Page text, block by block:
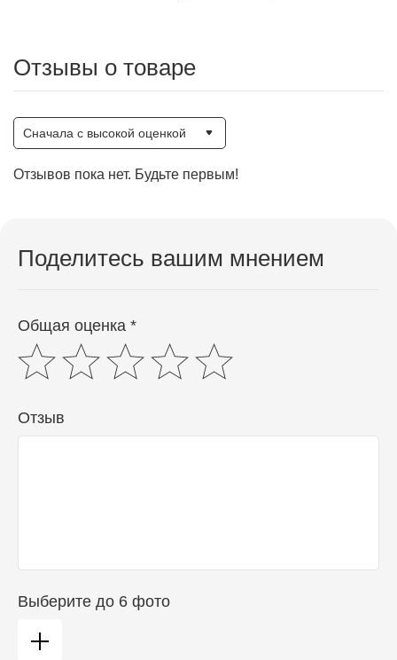
Отзывы о товаре
Сначала с высокой оценкой
Отзывов пока нет. Будьте первым!
Поделитесь вашим мнением
Общая оценка *
Отзыв
Выберите до 6 фото